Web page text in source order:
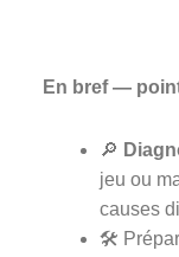
En bref —
🔎
jeu ou
causes
🛠️